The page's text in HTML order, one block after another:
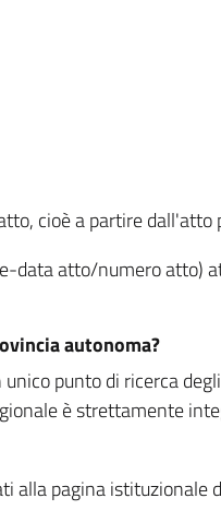
cioè a partire dall'atto
data atto/numero atto)
autonoma?
punto di ricerca
è strettamente
alla pagina istituzionale